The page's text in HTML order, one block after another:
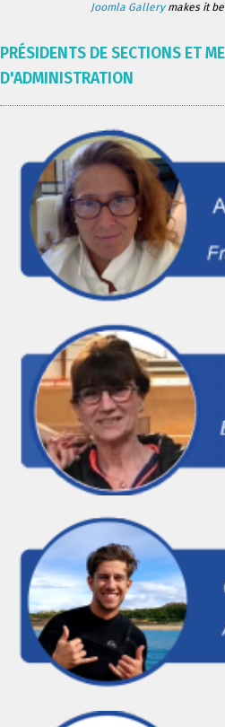
Joomla Gallerymakes it
PRÉSIDENTS DE SECTIONS ET
D'ADMINISTRATION